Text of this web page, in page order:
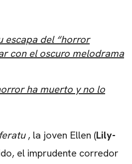
escapa del “horror
con el oscuro melodrama
ha muerto y no lo
, la joven Ellen (Lily-
el imprudente corredor